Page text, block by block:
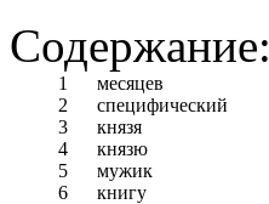
Содержание:
1
месяцев
2
специфический
3
князя
4
князю
5
мужик
6
книгу